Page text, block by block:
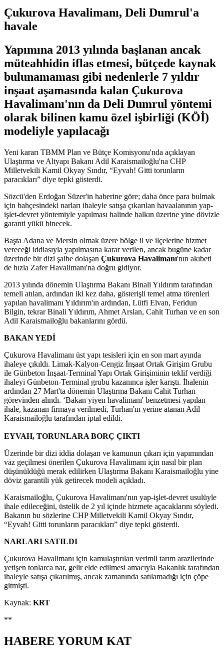
Çukurova Havalimanı, Deli Dumrul'a
havale
Yapımına 2013 yılında başlanan ancak
müteahhidin iflas etmesi, bütçede kaynak
bulunamaması gibi nedenlerle 7 yıldır
inşaat aşamasında kalan Çukurova
Havalimanı'nın da Deli Dumrul yöntemi
olarak bilinen kamu özel işbirliği (KÖİ)
modeliyle yapılacağı
Yeni kararı TBMM Plan ve Bütçe Komisyonu'nda açıklayan
Ulaştırma ve Altyapı Bakanı Adil Karaismailoğlu'na CHP
Milletvekili Kamil Okyay Sındır, “Eyvah! Gitti torunların
paracıkları” diye tepki gösterdi.
Sözcü'den Erdoğan Süzer'in haberine göre; daha önce para bulmak
için bahçesindeki narları ihaleyle satışa çıkarılan havaalanının yap-
işlet-devret yöntemiyle yapılması halinde halkın üzerine yine dövizle
garanti yükü binecek.
Başta Adana ve Mersin olmak üzere bölge il ve ilçelerine hizmet
vereceği iddiasıyla yapılmasına karar verilen, ancak bugüne kadar
üzerinde bir dizi şaibe dolaşan Çukurova Havalimanı'nın akıbeti
de hızla Zafer Havalimanı'na doğru gidiyor.
2013 yılında dönemin Ulaştırma Bakanı Binali Yıldırım tarafından
temeli atılan, ardından iki kez daha, gösterişli temel atma törenleri
yapılan havalimanı Yıldırım'ın ardından, Lütfi Elvan, Feridun
Bilgin, tekrar Binali Yıldırım, Ahmet Arslan, Cahit Turhan ve en son
Adil Karaismailoğlu bakanlarını gördü.
BAKAN YEDİ
Çukurova Havalimanı üst yapı tesisleri için en son mart ayında
ihaleye çıkıldı. Limak-Kalyon-Cengiz İnşaat Ortak Girişim Grubu
ile Günbeton İnşaat-Terminal Yapı Ortak Girişiminin teklif verdiği
ihaleyi Günbeton-Terminal grubu kazanınca işler karıştı. İhalenin
ardından 27 Mart'ta dönemin Ulaştırma Bakanı Cahit Turhan
görevinden alındı. ‘Bakan yiyen havalimanı' benzetmesi yapılan
ihale, kazanan firmaya verilmedi, Turhan'ın yerine atanan Adil
Karaismailoğlu tarafından iptal edildi.
EYVAH, TORUNLARA BORÇ ÇIKTI
Üzerinde bir dizi iddia dolaşan ve kamunun çıkarı için yapımından
vaz geçilmesi önerilen Çukurova Havalimanı için nasıl bir plan
düşünüldüğü merak edilirken Ulaştırma Bakanı Karaismailoğlu yine
döviz garantili yük getirecek modeli açıkladı.
Karaismailoğlu, Çukurova Havalimanı'nın yap-işlet-devret usulüyle
ihale edileceğini, üstelik de 2 yıl içinde hizmete açacaklarını söyledi.
Bakanın bu sözlerine CHP Milletvekili Kamil Okyay Sındır,
“Eyvah! Gitti torunların paracıkları” diye tepki gösterdi.
NARLARI SATILDI
Çukurova Havalimanı için kamulaştırılan verimli tarım arazilerinde
yetişen tonlarca nar, gelir elde edilmesi amacıyla Bakanlık tarafından
ihaleyle satışa çıkarılmış, ancak zamanında satılamadığı için çöpe
gitmişti.
Kaynak: KRT
**
HABERE YORUM KAT